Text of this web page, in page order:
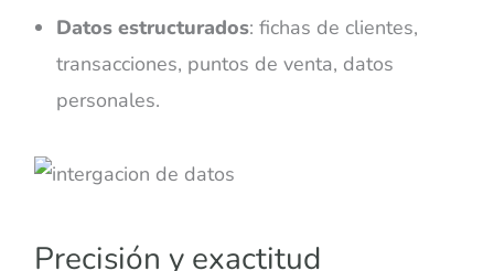
Datos estructurados: fichas de clientes,
transacciones, puntos de venta, datos
personales.
Precisión y exactitud